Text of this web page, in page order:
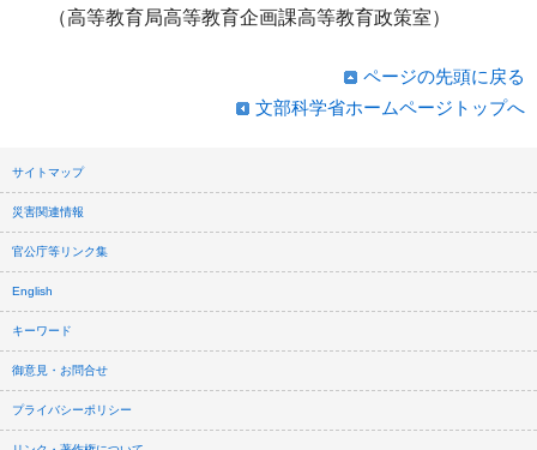
（高等教育局高等教育企画課高等教育政策室）
ページの先頭に戻る
文部科学省ホームページトップへ
サイトマップ
災害関連情報
官公庁等リンク集
English
キーワード
御意見・お問合せ
プライバシーポリシー